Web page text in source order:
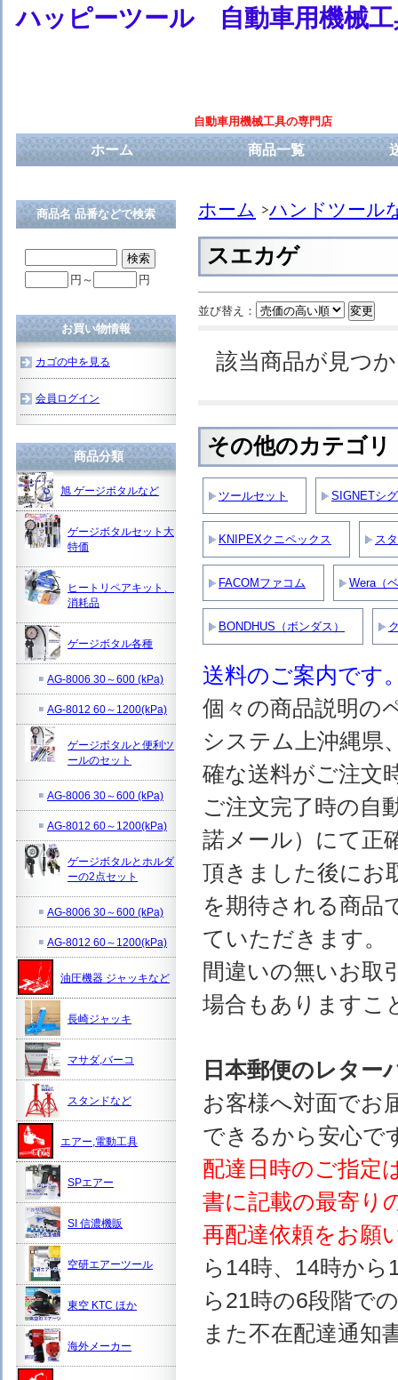
ハッピーツール 自動車用機械工
自動車用機械工具の専門店
ホーム 商品一覧
ホーム ハンドツール
スエカゲ
並び替え：
該当商品が見つ
その他のカテゴリ
ツールセット SIGNETシ
KNIPEXクニペックス ス
FACOMファコム Wera（
BONDHUS（ボンダス）
送料のご案内です
個々の商品説明の
システム上沖縄県
確な送料がご注文
ご注文完了時の自
諾メール）にて正
頂きました後にお
を期待される商品
ていただきます。
間違いの無いお取
場合もありますこ
日本郵便のレター
お客様へ対面でお
できるから安心で
配達日時のご指定
書に記載の最寄り
再配達依頼をお願
ら14時、14時か
ら21時の6段階で
また不在配達通知
商品名 品番などで検索
円～ 円
お買い物情報
カゴの中を見る
会員ログイン
商品分類
旭 ゲージボタルなど
ゲージボタルセット大
特価
ヒートリペアキット、
消耗品
ゲージボタル各種
AG-8006 30～600 (kPa)
AG-8012 60～1200(kPa)
ゲージボタルと便利ツ
ールのセット
AG-8006 30～600 (kPa)
AG-8012 60～1200(kPa)
ゲージボタルとホルダ
ーの2点セット
AG-8006 30～600 (kPa)
AG-8012 60～1200(kPa)
油圧機器 ジャッキなど
長崎ジャッキ
マサダ,バーコ
スタンドなど
エアー,電動工具
SPエアー
SI 信濃機販
空研エアーツール
東空 KTC ほか
海外メーカー